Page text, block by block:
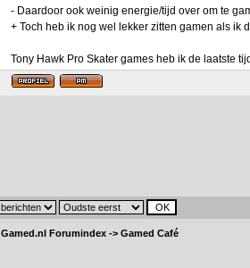
- Daardoor ook weinig energie/tijd over om te
+ Toch heb ik nog wel lekker zitten gamen als ik
Tony Hawk Pro Skater games heb ik de laatste
Gamed.nl Forumindex -> Gamed Café